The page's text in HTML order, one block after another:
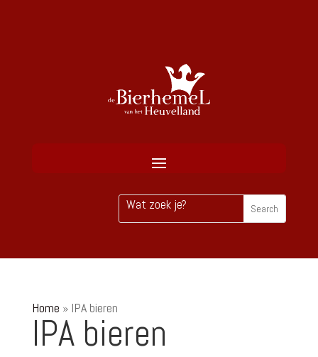
Home » IPA bieren
IPA bieren